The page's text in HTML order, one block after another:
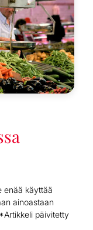
enää käyttää
ainoastaan
päivitetty